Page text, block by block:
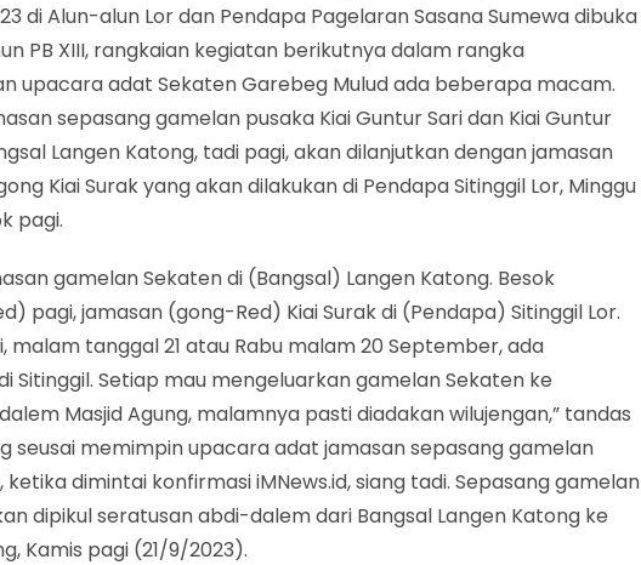
di Alun-alun Lor dan Pendapa Pagelaran Sasana Sumewa dibuka
PB XIII, rangkaian kegiatan berikutnya dalam rangka
upacara adat Sekaten Garebeg Mulud ada beberapa macam.
sepasang gamelan pusaka Kiai Guntur Sari dan Kiai Guntur
Langen Katong, tadi pagi, akan dilanjutkan dengan jamasan
Kiai Surak yang akan dilakukan di Pendapa Sitinggil Lor, Minggu
pagi.
gamelan Sekaten di (Bangsal) Langen Katong. Besok
pagi, jamasan (gong-Red) Kiai Surak di (Pendapa) Sitinggil Lor.
malam tanggal 21 atau Rabu malam 20 September, ada
Sitinggil. Setiap mau mengeluarkan gamelan Sekaten ke
Masjid Agung, malamnya pasti diadakan wilujengan,” tandas
seusai memimpin upacara adat jamasan sepasang gamelan
ketika dimintai konfirmasi iMNews.id, siang tadi. Sepasang gamelan
dipikul seratusan abdi-dalem dari Bangsal Langen Katong ke
Kamis pagi (21/9/2023).